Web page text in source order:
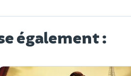
également :